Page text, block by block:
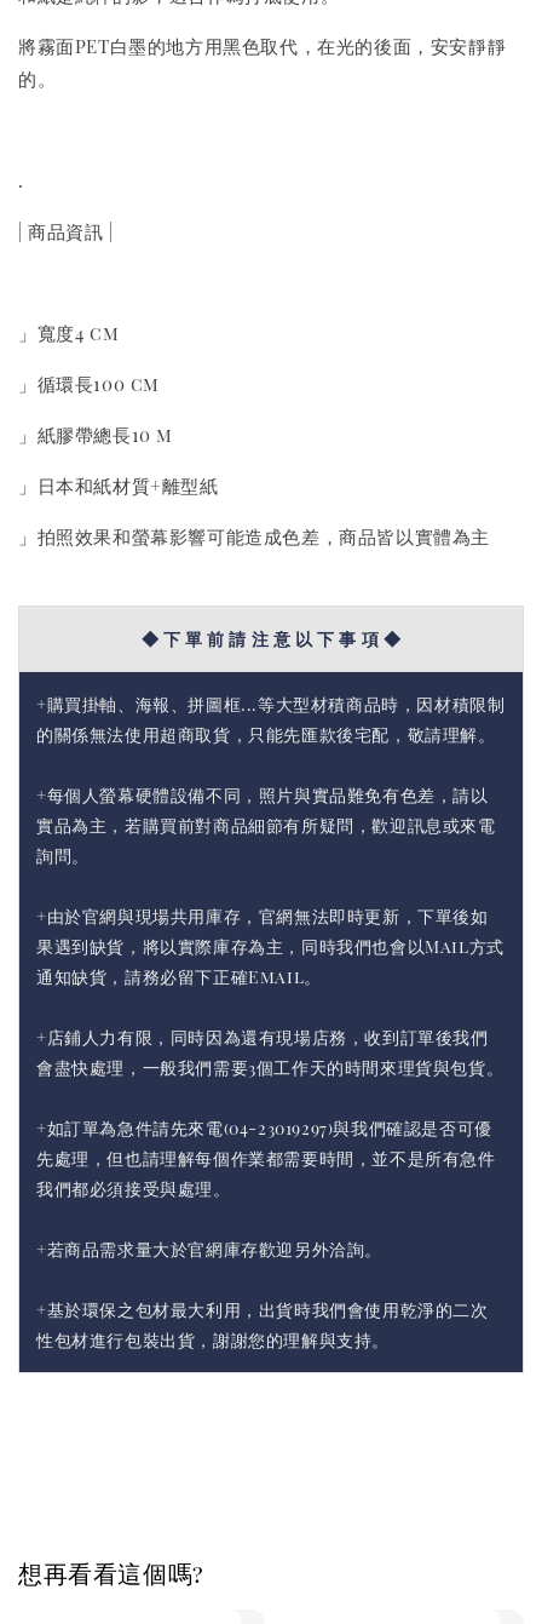
將霧面PET白墨的地方用黑色取代，在光的後面，安安靜靜
的。
.
| 商品資訊 |
」寬度4 cm
」循環長100 cm
」紙膠帶總長10 m
」日本和紙材質+離型紙
」拍照效果和螢幕影響可能造成色差，商品皆以實體為主
◆ 下 單 前 請 注 意 以 下 事 項 ◆
+購買掛軸、海報、拼圖框...等大型材積商品時，因材積限制
的關係無法使用超商取貨，只能先匯款後宅配，敬請理解。
+每個人螢幕硬體設備不同，照片與實品難免有色差，請以
實品為主，若購買前對商品細節有所疑問，歡迎訊息或來電
詢問。
+由於官網與現場共用庫存，官網無法即時更新，下單後如
果遇到缺貨，將以實際庫存為主，同時我們也會以Mail方式
通知缺貨，請務必留下正確Email。
+店鋪人力有限，同時因為還有現場店務，收到訂單後我們
會盡快處理，一般我們需要3個工作天的時間來理貨與包貨。
+如訂單為急件請先來電(04-23019297)與我們確認是否可優
先處理，但也請理解每個作業都需要時間，並不是所有急件
我們都必須接受與處理。
+若商品需求量大於官網庫存歡迎另外洽詢。
+基於環保之包材最大利用，出貨時我們會使用乾淨的二次
性包材進行包裝出貨，謝謝您的理解與支持。
想再看看這個嗎?